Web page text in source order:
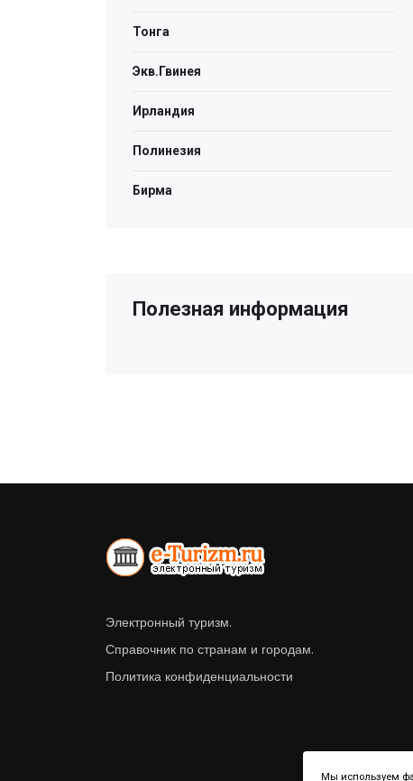
Тонга
Экв.Гвинея
Ирландия
Полинезия
Бирма
Полезная информация
Электронный туризм.
Справочник по странам и городам.
Политика конфиденциальности
Мы используем